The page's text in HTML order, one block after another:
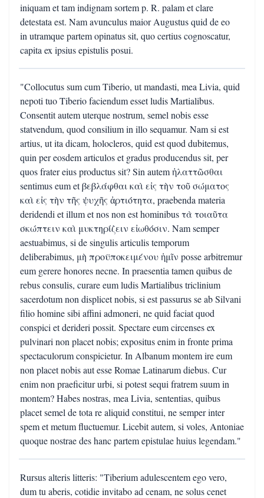
iniquam et tam indignam sortem p. R. palam et clare
detestata est. Nam avunculus maior Augustus quid de eo
in utramque partem opinatus sit, quo certius cognoscatur,
capita ex ipsius epistulis posui.
"Collocutus sum cum Tiberio, ut mandasti, mea Livia, quid
nepoti tuo Tiberio faciendum esset ludis Martialibus.
Consentit autem uterque nostrum, semel nobis esse
statvendum, quod consilium in illo sequamur. Nam si est
artius, ut ita dicam, holocleros, quid est quod dubitemus,
quin per eosdem articulos et gradus producendus sit, per
quos frater eius productus sit? Sin autem ἠλαττῶσθαι
sentimus eum et βεβλάφθαι καὶ εἰς τὴν τοῦ σώματος
καὶ εἰς τὴν τῆς ψυχῆς ἀρτιότητα, praebenda materia
deridendi et illum et nos non est hominibus τὰ τοιαῦτα
σκώπτειν καὶ μυκτηρίζειν εἰωθόσιν. Nam semper
aestuabimus, si de singulis articulis temporum
deliberabimus, μὴ προϋποκειμένου ἡμῖν posse arbitremur
eum gerere honores necne. In praesentia tamen quibus de
rebus consulis, curare eum ludis Martialibus triclinium
sacerdotum non displicet nobis, si est passurus se ab Silvani
filio homine sibi affini admoneri, ne quid faciat quod
conspici et derideri possit. Spectare eum circenses ex
pulvinari non placet nobis; expositus enim in fronte prima
spectaculorum conspicietur. In Albanum montem ire eum
non placet nobis aut esse Romae Latinarum diebus. Cur
enim non praeficitur urbi, si potest sequi fratrem suum in
montem? Habes nostras, mea Livia, sententias, quibus
placet semel de tota re aliquid constitui, ne semper inter
spem et metum fluctuemur. Licebit autem, si voles, Antoniae
quoque nostrae des hanc partem epistulae huius legendam."
Rursus alteris litteris: "Tiberium adulescentem ego vero,
dum tu aberis, cotidie invitabo ad cenam, ne solus cenet